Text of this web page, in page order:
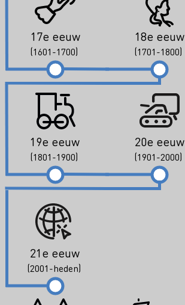
17e eeuw
(1601-1700)
18e eeuw
(1701-1800)
19e eeuw
(1801-1900)
20e eeuw
(1901-2000)
21e eeuw
(2001-heden)